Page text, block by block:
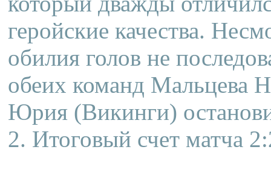
геройские качества.
обилия голов не
обеих команд
Юрия (Викинги)
2. Итоговый счет матча